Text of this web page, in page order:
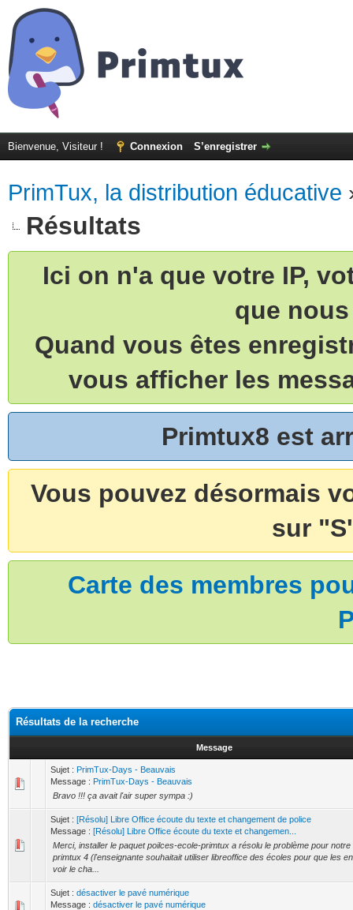
Bienvenue, Visiteur ! Connexion S’enregistrer
PrimTux, la distribution éducative
Résultats
Ici on n'a que votre IP,
que
Quand vous êtes
vous afficher les
Primtux8 est
Vous pouvez désormais
sur
Carte des membres
Résultats de la recherche
Message
Sujet : PrimTux-Days - Beauvais
Message : PrimTux-Days - Beauvais
Bravo !!! ça avait l'air super sympa :)
Sujet : [Résolu] Libre Office écoute du texte et changement de police
Message : [Résolu] Libre Office écoute du texte et changemen...
Merci, installer le paquet poilces-ecole-primtux a résolu le problème pour
primtux 4 (l'enseignante souhaitait utiliser libreoffice des écoles pour que les
voir le cha...
Sujet : désactiver le pavé numérique
Message : désactiver le pavé numérique